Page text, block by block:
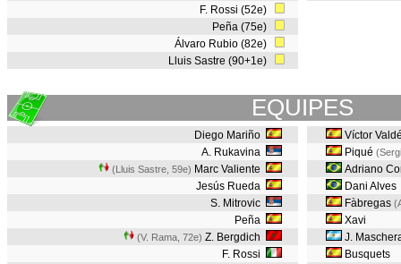
F. Rossi (52e)
Peña (75e)
Álvaro Rubio (82e)
Lluis Sastre (90+1e)
EQUIPES
Diego Mariño
A. Rukavina
(Lluis Sastre, 59e) Marc Valiente
Jesús Rueda
S. Mitrovic
Peña
(V. Rama, 72e) Z. Bergdich
F. Rossi
Víctor
Piqué
Adriano
Dani Alves
Fàbregas
Xavi
J.
Busquets